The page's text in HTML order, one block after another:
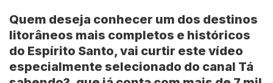
Quem deseja conhecer um dos destinos
litorâneos mais completos e históricos
do Espírito Santo, vai curtir este vídeo
especialmente selecionado do canal Tá